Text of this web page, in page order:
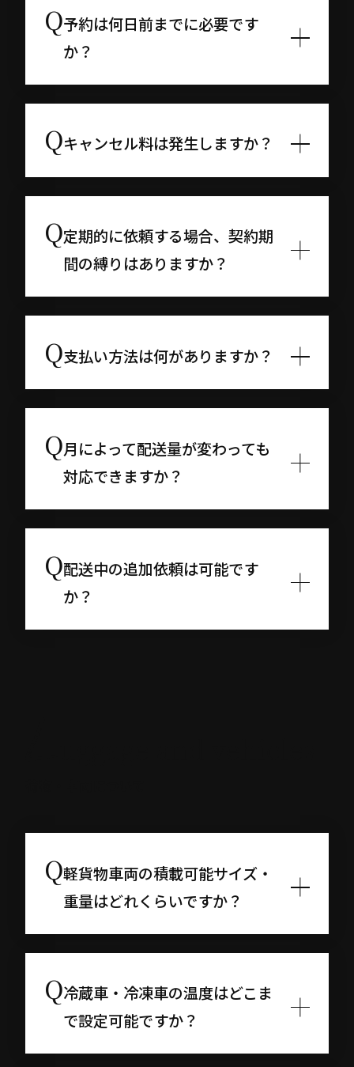
予約は何日前までに必要です
か？
キャンセル料は発生しますか？
定期的に依頼する場合、契約期
間の縛りはありますか？
支払い方法は何がありますか？
月によって配送量が変わっても
対応できますか？
配送中の追加依頼は可能です
か？
軽貨物車両の積載可能サイズ・
重量はどれくらいですか？
冷蔵車・冷凍車の温度はどこま
で設定可能ですか？